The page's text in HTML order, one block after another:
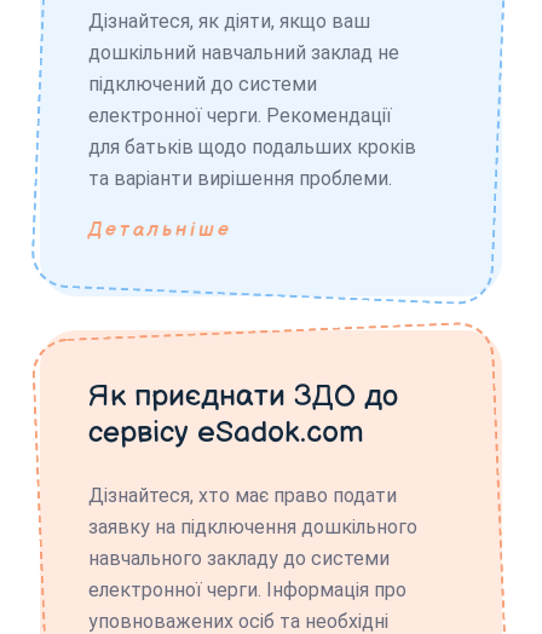
Дізнайтеся, як діяти, якщо ваш
дошкільний навчальний заклад не
підключений до системи
електронної черги. Рекомендації
для батьків щодо подальших кроків
та варіанти вирішення проблеми.
Детальніше
Як приєднати ЗДО до
сервісу eSadok.com
Дізнайтеся, хто має право подати
заявку на підключення дошкільного
навчального закладу до системи
електронної черги. Інформація про
уповноважених осіб та необхідні